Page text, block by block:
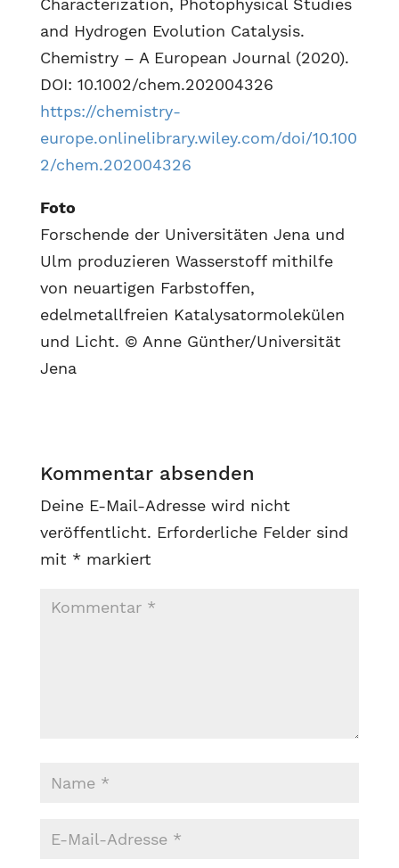
Characterization, Photophysical Studies
and Hydrogen Evolution Catalysis.
Chemistry – A European Journal (2020).
DOI: 10.1002/chem.202004326
https://chemistry-
europe.onlinelibrary.wiley.com/doi/10.100
2/chem.202004326
Foto
Forschende der Universitäten Jena und
Ulm produzieren Wasserstoff mithilfe
von neuartigen Farbstoffen,
edelmetallfreien Katalysatormolekülen
und Licht. © Anne Günther/Universität
Jena
Kommentar absenden
Deine E-Mail-Adresse wird nicht
veröffentlicht. Erforderliche Felder sind
mit * markiert